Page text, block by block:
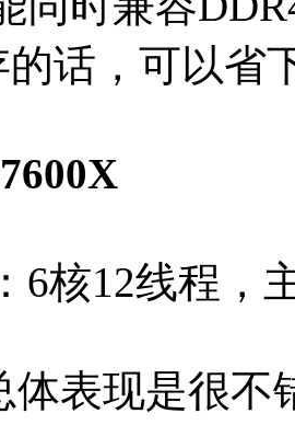
的话，可以省
6核12线程，
体表现是很